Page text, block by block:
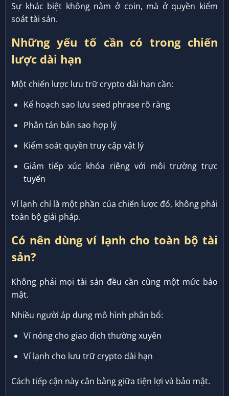
Sự khác biệt không nằm ở coin, mà ở quyền kiểm
soát tài sản.
Những yếu tố cần có trong chiến
lược dài hạn
Một chiến lược lưu trữ crypto dài hạn cần:
Kế hoạch sao lưu seed phrase rõ ràng
Phân tán bản sao hợp lý
Kiểm soát quyền truy cập vật lý
Giảm tiếp xúc khóa riêng với môi trường trực
tuyến
Ví lạnh chỉ là một phần của chiến lược đó, không phải
toàn bộ giải pháp.
Có nên dùng ví lạnh cho toàn bộ tài
sản?
Không phải mọi tài sản đều cần cùng một mức bảo
mật.
Nhiều người áp dụng mô hình phân bổ:
Ví nóng cho giao dịch thường xuyên
Ví lạnh cho lưu trữ crypto dài hạn
Cách tiếp cận này cân bằng giữa tiện lợi và bảo mật.